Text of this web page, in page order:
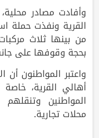
وأفادت مصادر
من بينها ثلاث
بحجة وقوفها على
واعتبر المواطنون
أهالي القرية،
المواطنين
محلات تجارية.